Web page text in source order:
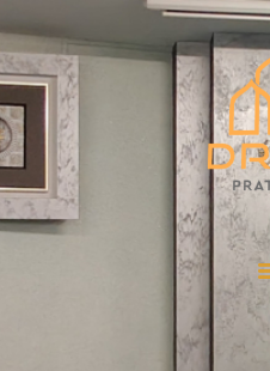
Start
Über “Drita”
Veranstaltungen